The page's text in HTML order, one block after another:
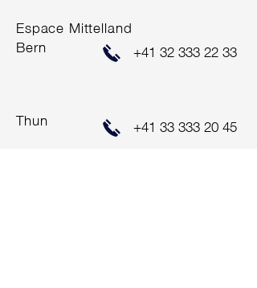
ERFOLGREICHER
VERKAUF
Espace Mittelland
Bern +41 32 333 22 33
Thun
+41 33 333 20 45